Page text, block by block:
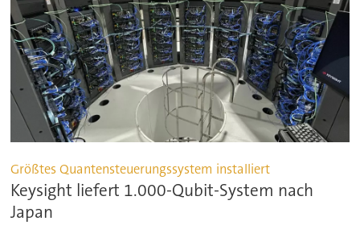
Größtes Quantensteuerungssystem installiert
Keysight liefert 1.000-Qubit-System nach
Japan